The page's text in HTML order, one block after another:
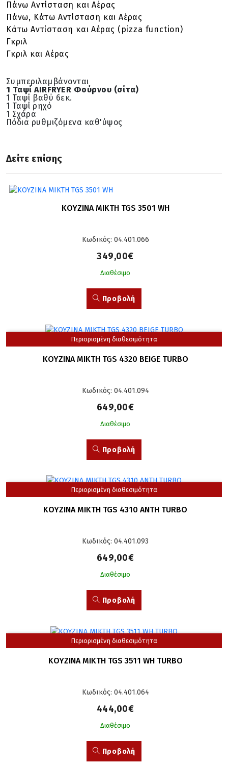
Πάνω Αντίσταση και Αέρας
Πάνω, Κάτω Αντίσταση και Αέρας
Κάτω Αντίσταση και Αέρας (pizza function)
Γκριλ
Γκριλ και Αέρας
Συμπεριλαμβάνονται
1 Ταψί AIRFRYER Φούρνου (σίτα)
1 Ταψί βαθύ 6εκ.
1 Ταψί ρηχό
1 Σχάρα
Πόδια ρυθμιζόμενα καθ'ύψος
Δείτε επίσης
ΚΟΥΖΙΝΑ ΜΙΚΤΗ TGS 3501 WH
Κωδικός: 04.401.066
349,00€
Διαθέσιμο
Προβολή
Περιορισμένη διαθεσιμότητα
ΚΟΥΖΙΝΑ ΜΙΚΤΗ TGS 4320 BEIGE TURBO
Κωδικός: 04.401.094
649,00€
Διαθέσιμο
Προβολή
Περιορισμένη διαθεσιμότητα
ΚΟΥΖΙΝΑ ΜΙΚΤΗ TGS 4310 ANTH TURBO
Κωδικός: 04.401.093
649,00€
Διαθέσιμο
Προβολή
Περιορισμένη διαθεσιμότητα
ΚΟΥΖΙΝΑ ΜΙΚΤΗ TGS 3511 WH TURBO
Κωδικός: 04.401.064
444,00€
Διαθέσιμο
Προβολή